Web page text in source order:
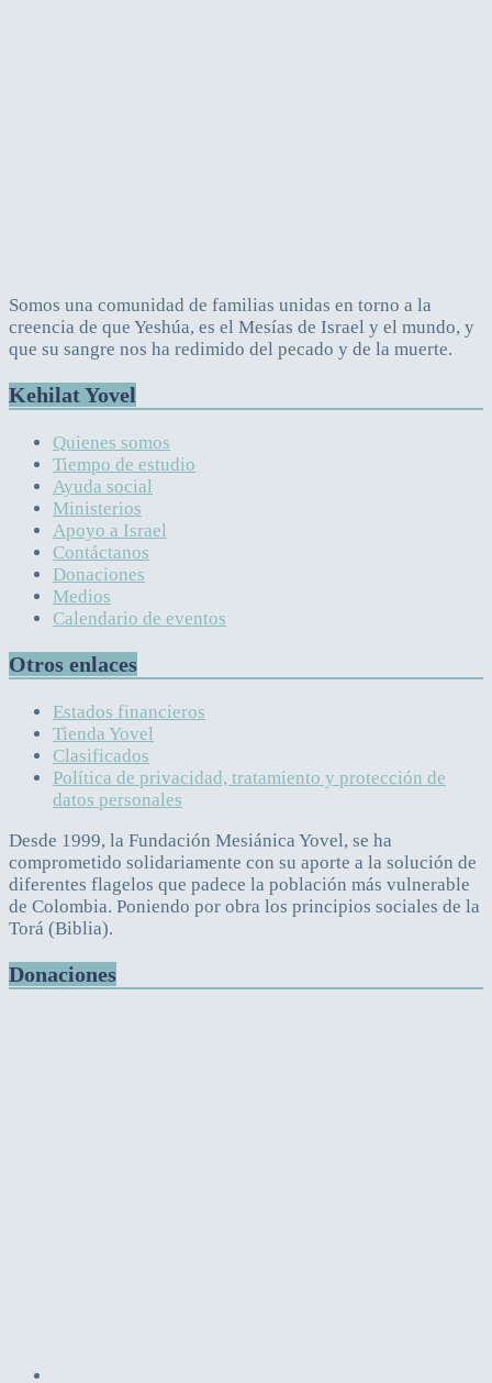
Somos una comunidad de familias unidas en torno a la
creencia de que Yeshúa, es el Mesías de Israel y el mundo, y
que su sangre nos ha redimido del pecado y de la muerte.
Kehilat Yovel
Quienes somos
Tiempo de estudio
Ayuda social
Ministerios
Apoyo a Israel
Contáctanos
Donaciones
Medios
Calendario de eventos
Otros enlaces
Estados financieros
Tienda Yovel
Clasificados
Política de privacidad, tratamiento y protección de
datos personales
Desde 1999, la Fundación Mesiánica Yovel, se ha
comprometido solidariamente con su aporte a la solución de
diferentes flagelos que padece la población más vulnerable
de Colombia. Poniendo por obra los principios sociales de la
Torá (Biblia).
Donaciones